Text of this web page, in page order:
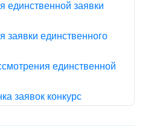
единственной заявки
заявки единственного
единственной
заявок конкурс